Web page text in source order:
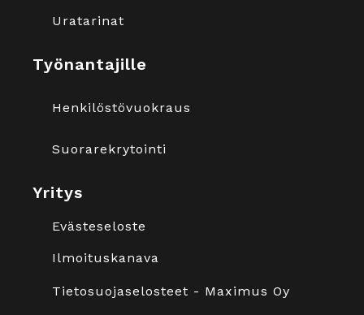
Uratarinat
Työnantajille
Henkilöstövuokraus
Suorarekrytointi
Yritys
Evästeseloste
Ilmoituskanava
Tietosuojaselosteet - Maximus Oy